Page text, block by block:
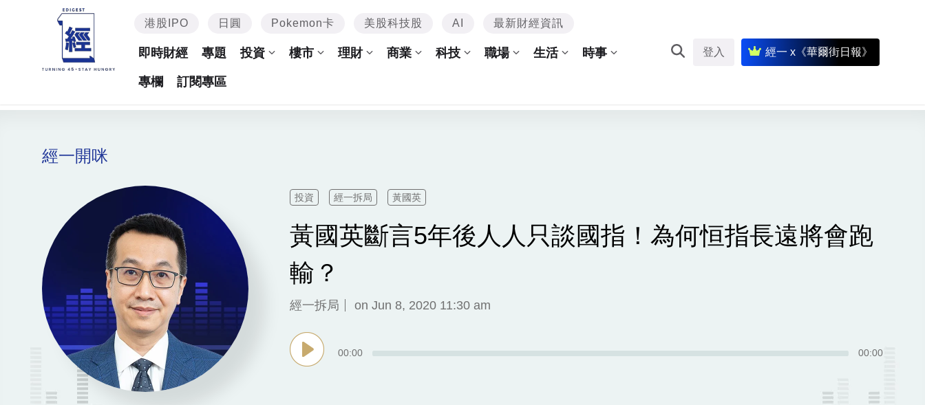
港股IPO 日圓 Pokemon卡 美股科技股 AI 最新財經資訊
即時財經 專題 投資 樓市 理財 商業 科技 職場 生活 時事
專欄 訂閱專區
登入 經一 x《華爾街日報》
經一開咪
投資 經一拆局 黃國英
黃國英斷言5年後人人只談國指！為何恒指長遠將會跑
輸？
經一拆局 on Jun 8, 2020 11:30 am
00:00 00:00